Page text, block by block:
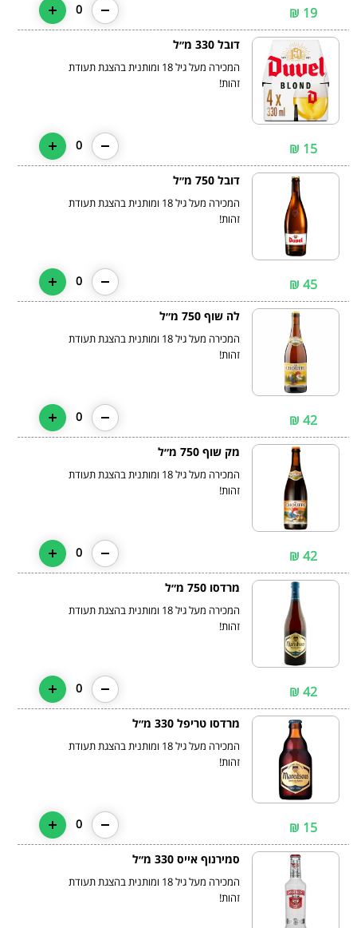
19 ₪
0
דובל 330 מ״ל
המכירה מעל גיל 18 ומותנית בהצגת תעודת
זהות!
15 ₪
0
דובל 750 מ״ל
המכירה מעל גיל 18 ומותנית בהצגת תעודת
זהות!
45 ₪
0
לה שוף 750 מ״ל
המכירה מעל גיל 18 ומותנית בהצגת תעודת
זהות!
42 ₪
0
מק שוף 750 מ״ל
המכירה מעל גיל 18 ומותנית בהצגת תעודת
זהות!
42 ₪
0
מרדסו 750 מ״ל
המכירה מעל גיל 18 ומותנית בהצגת תעודת
זהות!
42 ₪
0
מרדסו טריפל 330 מ״ל
המכירה מעל גיל 18 ומותנית בהצגת תעודת
זהות!
15 ₪
0
סמירנוף אייס 330 מ״ל
המכירה מעל גיל 18 ומותנית בהצגת תעודת
זהות!